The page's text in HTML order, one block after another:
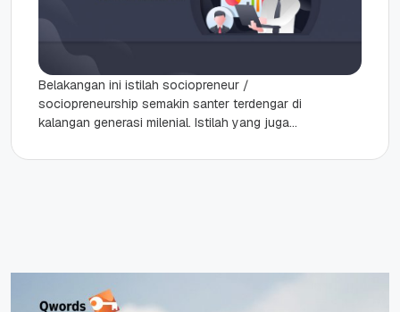
Belakangan ini istilah sociopreneur /
sociopreneurship semakin santer terdengar di
kalangan generasi milenial. Istilah yang juga
secara umum bisa...